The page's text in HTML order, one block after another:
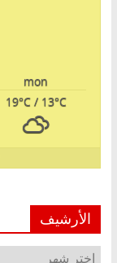
mon
19°C/ 13°C
الأرشيف
الأرشيف